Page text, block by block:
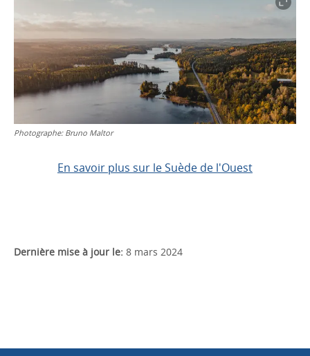
Photographe: Bruno Maltor
En savoir plus sur le Suède de l'Ouest
Dernière mise à jour le: 8 mars 2024